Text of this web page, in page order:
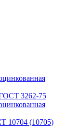
ГОСТ 3262-75
10704 (10705)